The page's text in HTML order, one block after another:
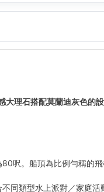
理石搭配莫蘭迪灰色的
呎。船頂為比例勻稱的
同類型水上派對／家庭活